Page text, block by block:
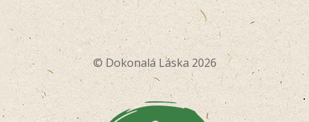
© Dokonalá Láska 2026